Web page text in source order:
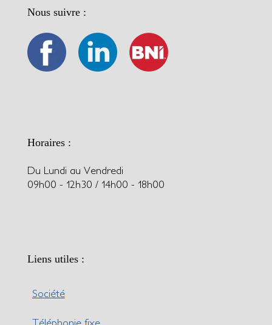
Nous suivre :
Horaires :
Du Lundi au Vendredi
09h00 - 12h30 / 14h00 - 18h00
Liens utiles :
Société